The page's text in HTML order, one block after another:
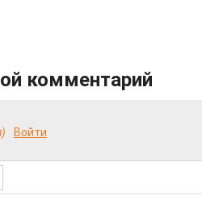
комментарий
Войти